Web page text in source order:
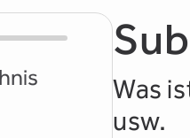
Was
usw.